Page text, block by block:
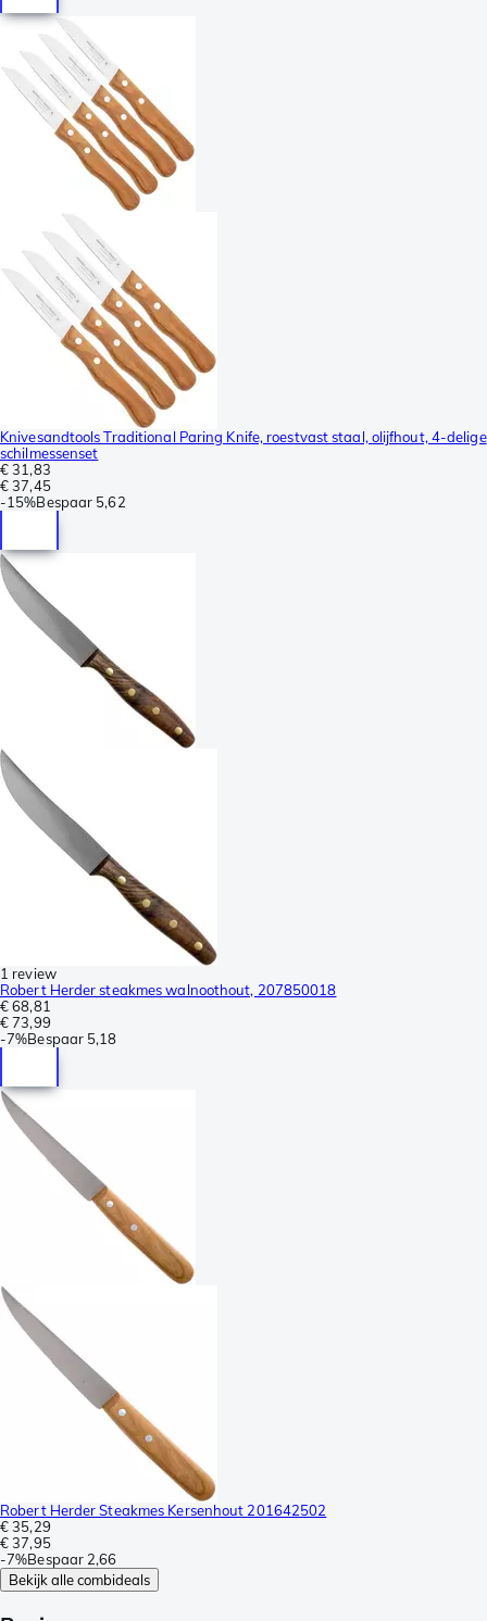
Knivesandtools Traditional Paring Knife, roestvast staal, olijfhout, 4-delige
schilmessenset
€ 31,83
€ 37,45
-15%Bespaar 5,62
1 review
Robert Herder steakmes walnoothout, 207850018
€ 68,81
€ 73,99
-7%Bespaar 5,18
Robert Herder Steakmes Kersenhout 201642502
€ 35,29
€ 37,95
-7%Bespaar 2,66
Bekijk alle combideals